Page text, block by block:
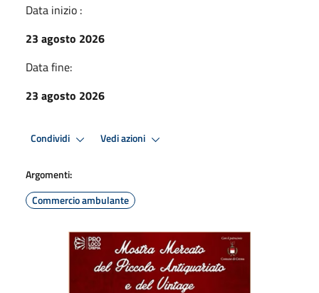
Data inizio :
23 agosto 2026
Data fine:
23 agosto 2026
Condividi Vedi azioni
Argomenti:
Commercio ambulante